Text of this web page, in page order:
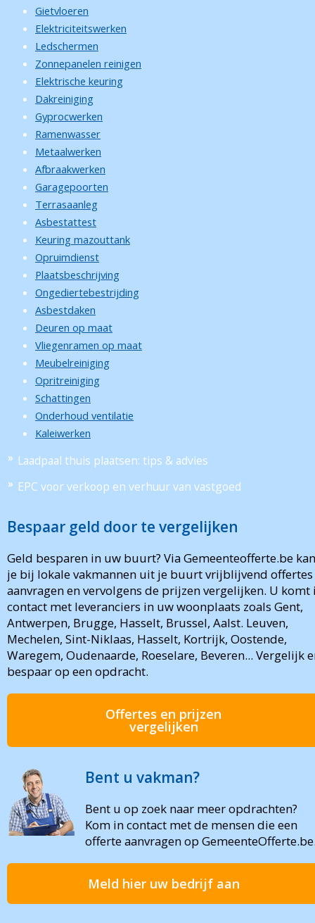
Gietvloeren
Elektriciteitswerken
Ledschermen
Zonnepanelen reinigen
Elektrische keuring
Dakreiniging
Gyprocwerken
Ramenwasser
Metaalwerken
Afbraakwerken
Garagepoorten
Terrasaanleg
Asbestattest
Keuring mazouttank
Opruimdienst
Plaatsbeschrijving
Ongediertebestrijding
Asbestdaken
Deuren op maat
Vliegenramen op maat
Meubelreiniging
Opritreiniging
Schattingen
Onderhoud ventilatie
Kaleiwerken
Laadpaal thuis plaatsen: tips & advies
EPC voor verkoop en verhuur van vastgoed
Bespaar geld door te vergelijken
Geld besparen in uw buurt? Via Gemeenteofferte.be kan
je bij lokale vakmannen uit je buurt vrijblijvend offertes
aanvragen en vervolgens de prijzen vergelijken. U komt
contact met leveranciers in uw woonplaats zoals Gent,
Antwerpen, Brugge, Hasselt, Brussel, Aalst. Leuven,
Mechelen, Sint-Niklaas, Hasselt, Kortrijk, Oostende,
Waregem, Oudenaarde, Roeselare, Beveren... Vergelijk
bespaar op een opdracht.
Offertes en prijzen
vergelijken
Bent u vakman?
Bent u op zoek naar meer opdrachten?
Kom in contact met de mensen die een
offerte aanvragen op
Meld hier uw bedrijf aan